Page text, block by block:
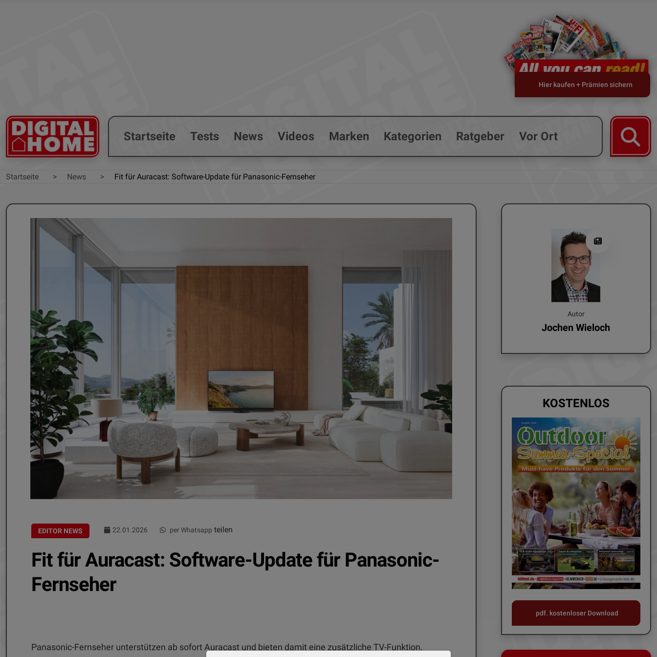
Hier kaufen + Prämien sichern
Startseite Tests News Videos Marken Kategorien Ratgeber Vor Ort
Startseite News Fit für Auracast: Software-Update für Panasonic-Fernseher
EDITOR NEWS 22.01.2026 per Whatsapp teilen
Fit für Auracast: Software-Update für Panasonic-
Fernseher
Panasonic-Fernseher unterstützen ab sofort Auracast und bieten damit eine zusätzliche TV-Funktion.
Autor
Jochen Wieloch
KOSTENLOS
pdf. kostenloser Download